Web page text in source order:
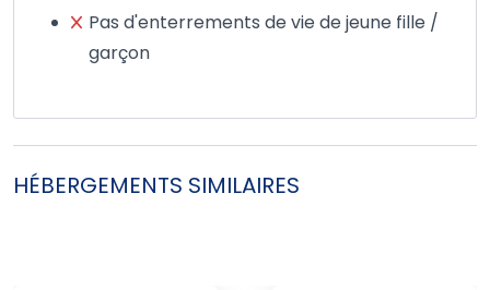
Pas d'enterrements de vie de jeune fille /
garçon
HÉBERGEMENTS SIMILAIRES